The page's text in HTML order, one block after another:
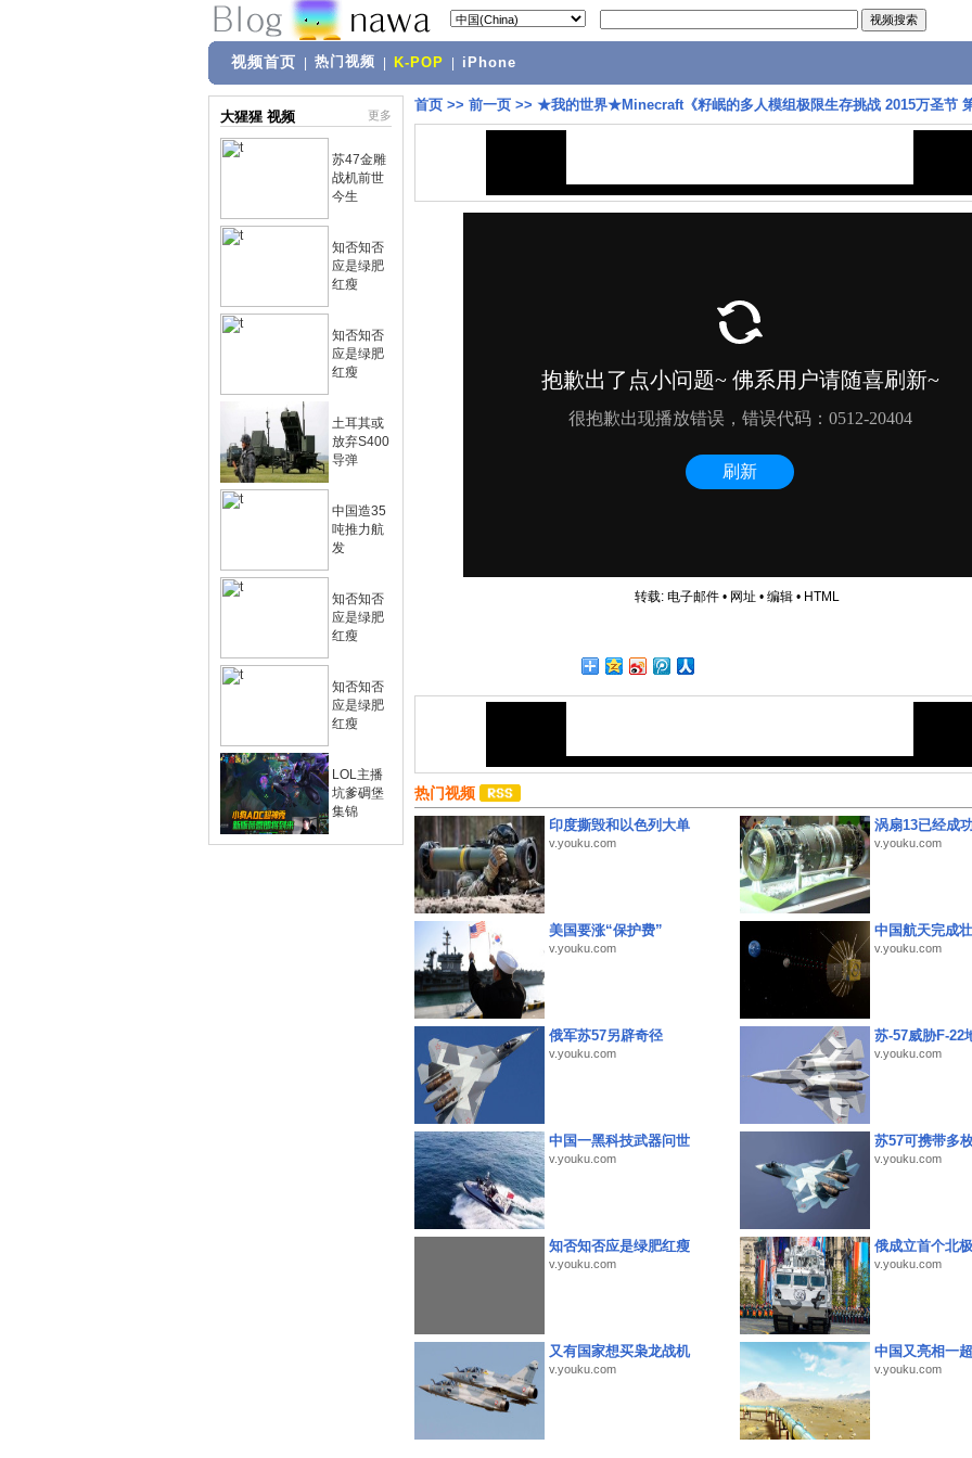
视频首页 热门视频 K-POP iPhone
大猩猩 视频 更多
苏47金雕
战机前世
今生
知否知否
应是绿肥
红瘦
知否知否
应是绿肥
红瘦
土耳其或
放弃S400
导弹
中国造35
吨推力航
发
知否知否
应是绿肥
红瘦
知否知否
应是绿肥
红瘦
LOL主播
坑爹碉堡
集锦
首页 >> 前一页 >> ★我的世界★Minecraft《籽岷的多人模组极限生存挑战 2015万圣节 第
转载: 电子邮件• 网址 • 编辑• HTML
热门视频
印度撕毁和以色列大单
v.youku.com
涡扇13已经成
v.youku.com
美国要涨“保护费”
v.youku.com
中国航天完成
v.youku.com
俄军苏57另辟奇径
v.youku.com
苏-57威胁F-22
v.youku.com
中国一黑科技武器问世
v.youku.com
苏57可携带多
v.youku.com
知否知否应是绿肥红瘦
v.youku.com
俄成立首个北
v.youku.com
又有国家想买枭龙战机
v.youku.com
中国又亮相一
v.youku.com